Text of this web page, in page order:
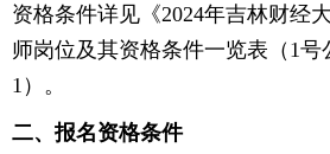
资格条件详见《2024年吉林财经
师岗位及其资格条件一览表（1号
1）。
二、报名资格条件